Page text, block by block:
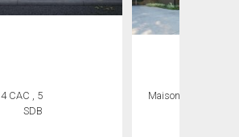
4 CAC , 5
SDB
Maison